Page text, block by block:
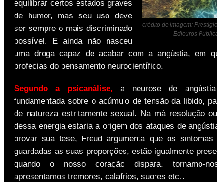
crédito de imagem:
Ediouros
equilibrar certos estados graves
de humor, mas seu uso deve
ser sempre o mais discriminado
possível. E ainda não nasceu
uma droga capaz de acabar com a angústia, em
profecias do pensamento neurocientífico.
Segundo a psicanálise, a neurose de angústia
fundamentada sobre o acúmulo de tensão da libido,
de natureza estritamente sexual. Na má resolução
dessa energia estaria a origem dos ataques de
provar sua tese, Freud argumenta que os sintomas
guardadas as suas proporções, estão igualmente
quando o nosso coração dispara, tornamo-
apresentamos tremores, calafrios, suores etc…